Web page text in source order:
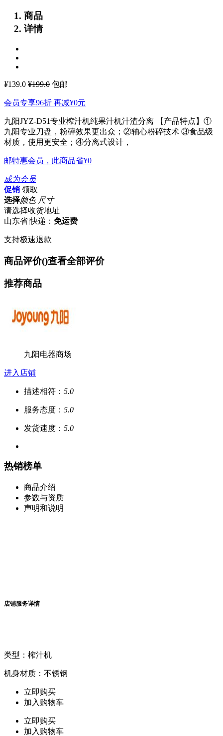
商品
详情
¥139.0 ¥199.0 包邮
会员专享96折 再减¥0元
九阳JYZ-D51专业榨汁机纯果汁机汁渣分离
【产品特点】①
九阳专业刀盘，粉碎效果更出众；②轴心粉碎技术 ③食品级
材质，使用更安全；④分离式设计，
邮特惠会员，此商品省¥0
成为会员
促销 领取
选择颜色 尺寸
请选择收货地址
山东省|快递： 免运费
支持极速退款
商品评价()查看全部评价
推荐商品
九阳电器商场
进入店铺
描述相符： 5.0
服务态度： 5.0
发货速度： 5.0
热销榜单
商品介绍
参数与资质
声明和说明
店铺服务详情
类型：榨汁机
机身材质：不锈钢
立即购买
加入购物车
立即购买
加入购物车